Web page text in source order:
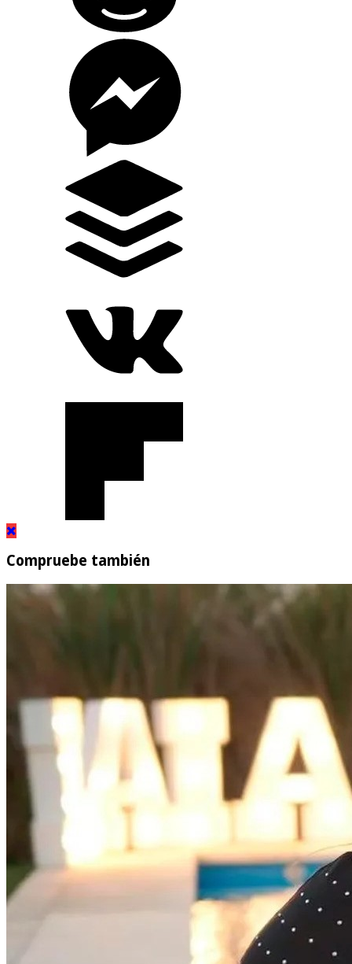
Compruebe también